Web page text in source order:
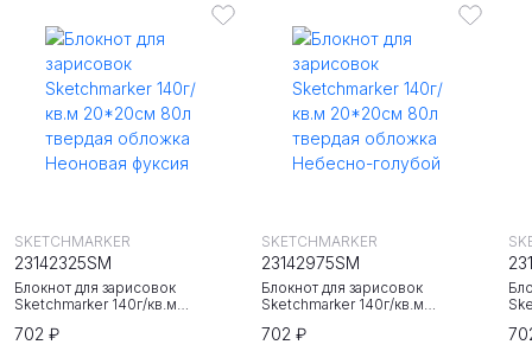
702 ₽
Блокнот для зарисовок
Sketchmarker 140г/кв.м
Неоновая фуксия
SKETCHMARKER
23142325SM
702 ₽
Блокнот для зарисовок
Sketchmarker 140г/кв.м
Небесно-голубой
SKETCHMARKER
23142975SM